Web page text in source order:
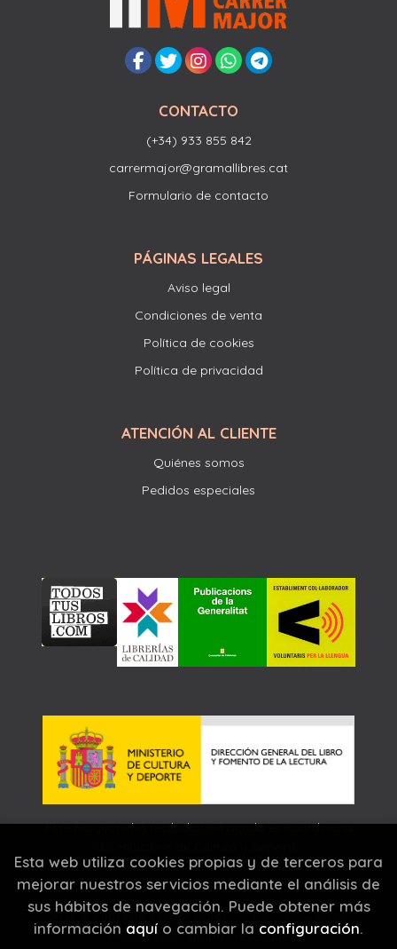
CONTACTO
(+34) 933 855 842
carrermajor@gramallibres.cat
Formulario de contacto
PÁGINAS LEGALES
Aviso legal
Condiciones de venta
Política de cookies
Política de privacidad
ATENCIÓN AL CLIENTE
Quiénes somos
Pedidos especiales
Este proyecto ha recibido una ayuda extraordinaria
2026 ©Llibreria Carrer Major . Todos los Derechos
Reservados |Grupo Trevenque
Esta web utiliza cookies propias y de terceros para
mejorar nuestros servicios mediante el análisis de
sus hábitos de navegación. Puede obtener más
información aquí o cambiar la configuración.